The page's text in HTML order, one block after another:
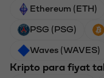
Ethereum (ETH)
PSG (PSG)
Waves (WAVES)
Kripto para fiyat